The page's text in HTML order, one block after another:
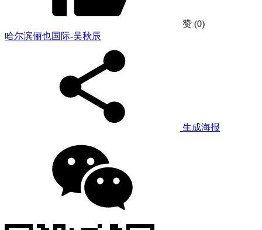
赞 (0)
哈尔滨俪也国际-吴秋辰
生成海报